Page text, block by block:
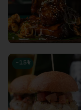
-15 %